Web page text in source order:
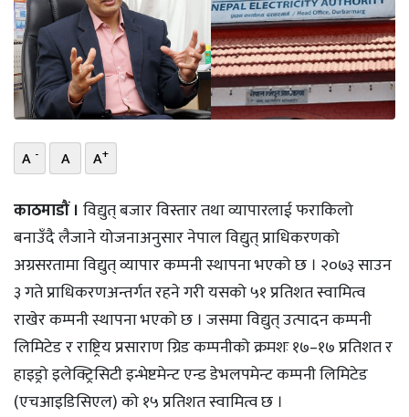
भिडियो
छापा
खोज
प्रोफाइल
विशेष
A - A A+
काठमाडौं । विद्युत् बजार विस्तार तथा व्यापारलाई फराकिलो
बनाउँदै लैजाने योजनाअनुसार नेपाल विद्युत् प्राधिकरणको
अग्रसरतामा विद्युत् व्यापार कम्पनी स्थापना भएको छ । २०७३ साउन
३ गते प्राधिकरणअन्तर्गत रहने गरी यसको ५१ प्रतिशत स्वामित्व
राखेर कम्पनी स्थापना भएको छ । जसमा विद्युत् उत्पादन कम्पनी
लिमिटेड र राष्ट्रिय प्रसाराण ग्रिड कम्पनीको क्रमशः १७–१७ प्रतिशत र
हाइड्रो इलेक्ट्रिसिटी इन्भेष्टमेन्ट एन्ड डेभलपमेन्ट कम्पनी लिमिटेड
(एचआइडिसिएल) को १५ प्रतिशत स्वामित्व छ ।